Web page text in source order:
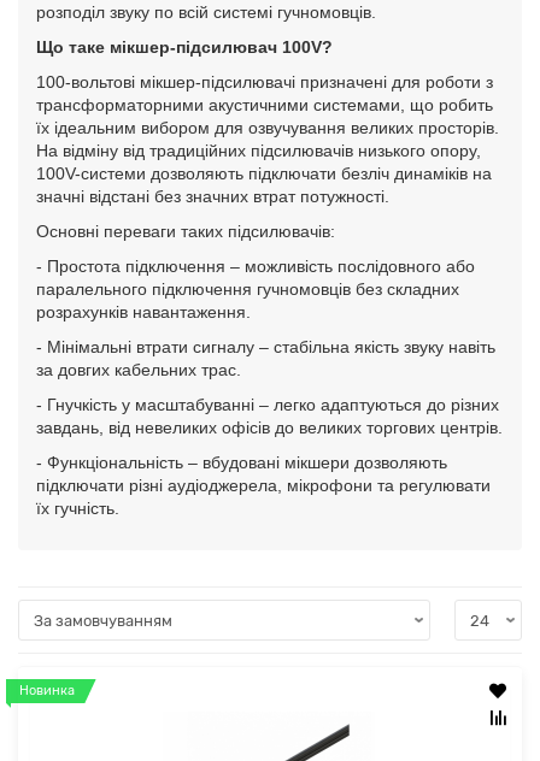
розподіл звуку по всій системі гучномовців.
Що таке мікшер-підсилювач 100V?
100-вольтові мікшер-підсилювачі призначені для роботи з
трансформаторними акустичними системами, що робить
їх ідеальним вибором для озвучування великих просторів.
На відміну від традиційних підсилювачів низького опору,
100V-системи дозволяють підключати безліч динаміків на
значні відстані без значних втрат потужності.
Основні переваги таких підсилювачів:
- Простота підключення – можливість послідовного або
паралельного підключення гучномовців без складних
розрахунків навантаження.
- Мінімальні втрати сигналу – стабільна якість звуку навіть
за довгих кабельних трас.
- Гнучкість у масштабуванні – легко адаптуються до різних
завдань, від невеликих офісів до великих торгових центрів.
- Функціональність – вбудовані мікшери дозволяють
підключати різні аудіоджерела, мікрофони та регулювати
їх гучність.
Новинка